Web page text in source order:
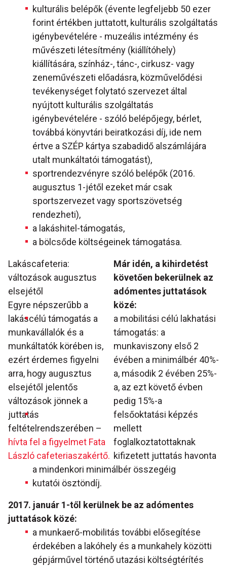
kulturális belépők (évente legfeljebb 50 ezer
forint értékben juttatott, kulturális szolgáltatás
igénybevételére - muzeális intézmény és
művészeti létesítmény (kiállítóhely)
kiállítására, színház-, tánc-, cirkusz- vagy
zeneművészeti előadásra, közművelődési
tevékenységet folytató szervezet által
nyújtott kulturális szolgáltatás
igénybevételére - szóló belépőjegy, bérlet,
továbbá könyvtári beiratkozási díj, ide nem
értve a SZÉP kártya szabadidő alszámlájára
utalt munkáltatói támogatást),
sportrendezvényre szóló belépők (2016.
augusztus 1-jétől ezeket már csak
sportszervezet vagy sportszövetség
rendezheti),
a lakáshitel-támogatás,
a bölcsőde költségeinek támogatása.
Lakáscafeteria:
változások augusztus
elsejétől
Egyre népszerűbb a
lakáscélú támogatás a
munkavállalók és a
munkáltatók körében is,
ezért érdemes figyelni
arra, hogy augusztus
elsejétől jelentős
változások jönnek a
juttatás
feltételrendszerében –
hívta fel a figyelmet Fata
László cafeteriaszakértő.
Már idén, a kihirdetést
követően bekerülnek az
adómentes juttatások
közé:
a mobilitási célú lakhatási
támogatás: a
munkaviszony első 2
évében a minimálbér 40%-
a, második 2 évében 25%-
a, az ezt követő évben
pedig 15%-a
felsőoktatási képzés
mellett
foglalkoztatottaknak
kifizetett juttatás havonta
a mindenkori minimálbér összegéig
kutatói ösztöndíj.
2017. január 1-től kerülnek be az adómentes
juttatások közé:
a munkaerő-mobilitás további elősegítése
érdekében a lakóhely és a munkahely közötti
gépjárművel történő utazási költségtérítés